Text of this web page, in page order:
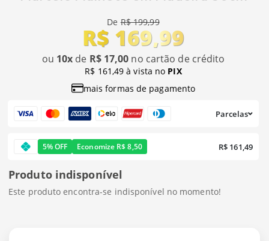
DeR$ 199,99
R$ 169,99
ou 10x de R$ 17,00 no cartão de crédito
R$ 161,49 à vista no PIX
mais formas de pagamento
Parcelas
5% OFF Economize R$ 8,50 R$ 161,49
Produto indisponível
Este produto encontra-se indisponível no momento!